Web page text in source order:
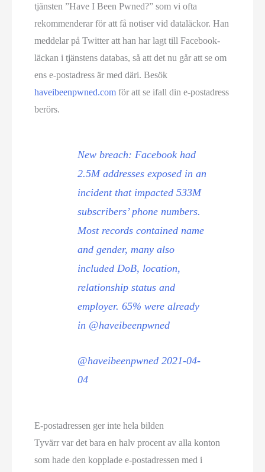
tjänsten ”Have I Been Pwned?” som vi ofta
rekommenderar för att få notiser vid dataläckor. Han
meddelar på Twitter att han har lagt till Facebook-
läckan i tjänstens databas, så att det nu går att se om
ens e-postadress är med däri. Besök
haveibeenpwned.com för att se ifall din e-postadress
berörs.
New breach: Facebook had
2.5M addresses exposed in an
incident that impacted 533M
subscribers’ phone numbers.
Most records contained name
and gender, many also
included DoB, location,
relationship status and
employer. 65% were already
in @haveibeenpwned
@haveibeenpwned 2021-04-
04
E-postadressen ger inte hela bilden
Tyvärr var det bara en halv procent av alla konton
som hade den kopplade e-postadressen med i